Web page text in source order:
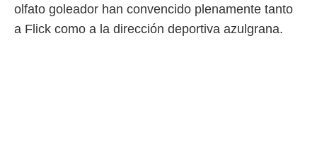
olfato goleador han convencido plenamente tanto
a Flick como a la dirección deportiva azulgrana.